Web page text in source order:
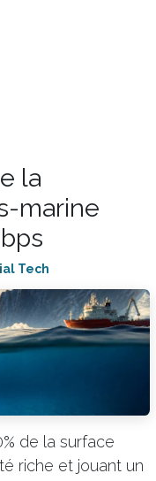
la
marine
Tech
de la surface
riche et jouant un